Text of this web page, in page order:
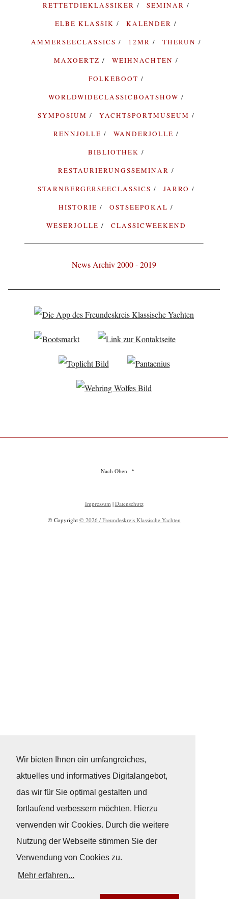
Wir bieten Ihnen ein umfangreiches,
aktuelles und informatives Digitalangebot,
das wir für Sie optimal gestalten und
fortlaufend verbessern möchten. Hierzu
verwenden wir Cookies. Durch die weitere
Nutzung der Webseite stimmen Sie der
Verwendung von Cookies zu.
Mehr erfahren...
RETTETDIEKLASSIKER
SEMINAR
ELBE KLASSIK
KALENDER
AMMERSEECLASSICS
12MR
THERUN
MAXOERTZ
WEIHNACHTEN
FOLKEBOOT
WORLDWIDECLASSICBOATSHOW
SYMPOSIUM
YACHTSPORTMUSEUM
RENNJOLLE
WANDERJOLLE
BIBLIOTHEK
RESTAURIERUNGSSEMINAR
STARNBERGERSEECLASSICS
JARRO
HISTORIE
OSTSEEPOKAL
WESERJOLLE
CLASSICWEEKEND
News Archiv 2000 - 2019
Nach Oben
Impressum | Datenschutz
© Copyright © 2026 / Freundeskreis Klassische Yachten